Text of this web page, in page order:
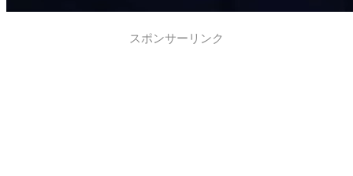
スポンサーリンク